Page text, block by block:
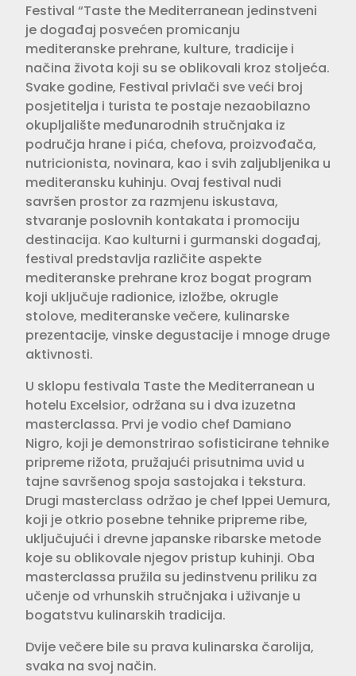
Festival “Taste the Mediterranean jedinstveni
je događaj posvećen promicanju
mediteranske prehrane, kulture, tradicije i
načina života koji su se oblikovali kroz stoljeća.
Svake godine, Festival privlači sve veći broj
posjetitelja i turista te postaje nezaobilazno
okupljalište međunarodnih stručnjaka iz
područja hrane i pića, chefova, proizvođača,
nutricionista, novinara, kao i svih zaljubljenika u
mediteransku kuhinju. Ovaj festival nudi
savršen prostor za razmjenu iskustava,
stvaranje poslovnih kontakata i promociju
destinacija. Kao kulturni i gurmanski događaj,
festival predstavlja različite aspekte
mediteranske prehrane kroz bogat program
koji uključuje radionice, izložbe, okrugle
stolove, mediteranske večere, kulinarske
prezentacije, vinske degustacije i mnoge druge
aktivnosti.
U sklopu festivala Taste the Mediterranean u
hotelu Excelsior, održana su i dva izuzetna
masterclassa. Prvi je vodio chef Damiano
Nigro, koji je demonstrirao sofisticirane tehnike
pripreme rižota, pružajući prisutnima uvid u
tajne savršenog spoja sastojaka i tekstura.
Drugi masterclass održao je chef Ippei Uemura,
koji je otkrio posebne tehnike pripreme ribe,
uključujući i drevne japanske ribarske metode
koje su oblikovale njegov pristup kuhinji. Oba
masterclassa pružila su jedinstvenu priliku za
učenje od vrhunskih stručnjaka i uživanje u
bogatstvu kulinarskih tradicija.
Dvije večere bile su prava kulinarska čarolija,
svaka na svoj način.